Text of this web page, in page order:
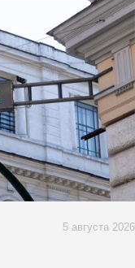
5 августа 2026